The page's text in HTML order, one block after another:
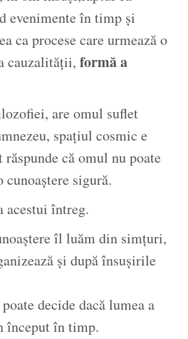
evenimente în timp și
ca procese care urmează o
cauzalității, formă a
are omul suflet
spațiul cosmic e
că omul nu poate
sigură.
acestui întreg.
îl luăm din simțuri,
și după însușirile
decide dacă lumea a
început în timp.